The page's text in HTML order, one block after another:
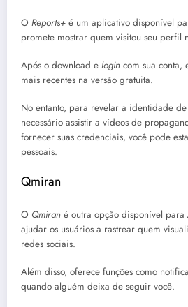
O Reports+ é um aplicativo disponível
promete mostrar quem visitou seu perfil
Após o download e login com sua conta,
mais recentes na versão gratuita.
No entanto, para revelar a identidade
necessário assistir a vídeos de
fornecer suas credenciais, você pode
pessoais.
Qmiran
O Qmiran é outra opção disponível para
ajudar os usuários a rastrear quem
redes sociais.
Além disso, oferece funções como
quando alguém deixa de seguir você.